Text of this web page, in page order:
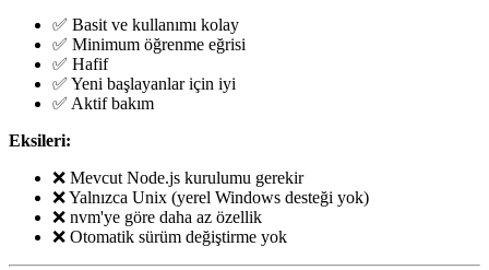
✅ Basit ve kullanımı kolay
✅ Minimum öğrenme eğrisi
✅ Hafif
✅ Yeni başlayanlar için iyi
✅ Aktif bakım
Eksileri:
❌ Mevcut Node.js kurulumu gerekir
❌ Yalnızca Unix (yerel Windows desteği yok)
❌ nvm'ye göre daha az özellik
❌ Otomatik sürüm değiştirme yok